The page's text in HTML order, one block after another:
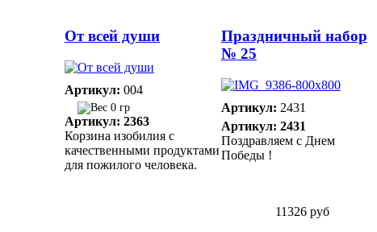
От всей души
Артикул: 004
0 гр
Артикул: 2363
Корзина изобилия с
качественными продуктами
для пожилого человека.
11326 руб
Праздничный набор
№ 25
Артикул: 2431
Артикул: 2431
Поздравляем с Днем
Победы !